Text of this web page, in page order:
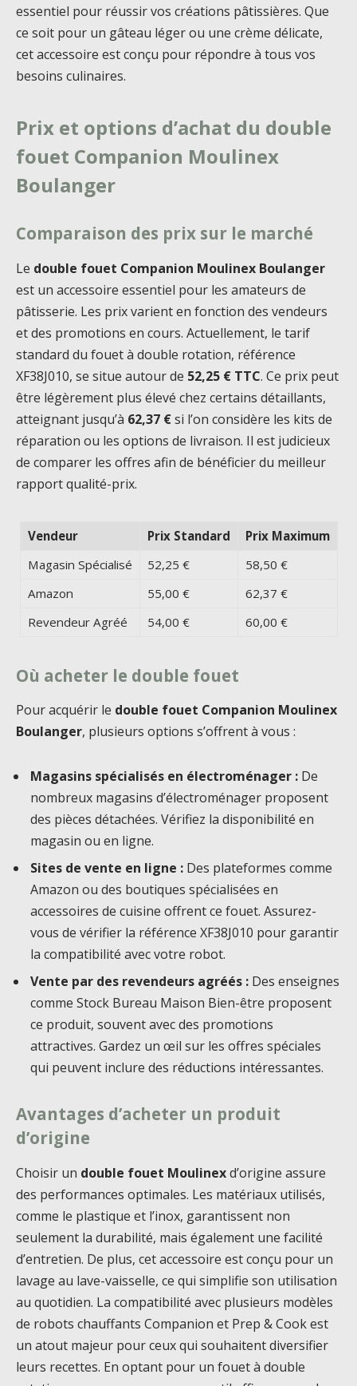
essentiel pour réussir vos créations pâtissières. Que
ce soit pour un gâteau léger ou une crème délicate,
cet accessoire est conçu pour répondre à tous vos
besoins culinaires.
Prix et options d’achat du double
fouet Companion Moulinex
Boulanger
Comparaison des prix sur le marché
Le double fouet Companion Moulinex Boulanger
est un accessoire essentiel pour les amateurs de
pâtisserie. Les prix varient en fonction des vendeurs
et des promotions en cours. Actuellement, le tarif
standard du fouet à double rotation, référence
XF38J010, se situe autour de 52,25 € TTC. Ce prix peut
être légèrement plus élevé chez certains détaillants,
atteignant jusqu’à 62,37 €si l’on considère les kits de
réparation ou les options de livraison. Il est judicieux
de comparer les offres afin de bénéficier du meilleur
rapport qualité-prix.
Vendeur Prix Standard
Prix Maximum
Magasin Spécialisé
52,25 €
58,50 €
Amazon
55,00 €
62,37 €
Revendeur Agréé
54,00 € 60,00 €
Où acheter le double fouet
Pour acquérir le double fouet Companion Moulinex
Boulanger, plusieurs options s’offrent à vous :
Magasins spécialisés en électroménager : De
nombreux magasins d’électroménager proposent
des pièces détachées. Vérifiez la disponibilité en
magasin ou en ligne.
Sites de vente en ligne : Des plateformes comme
Amazon ou des boutiques spécialisées en
accessoires de cuisine offrent ce fouet. Assurez-
vous de vérifier la référence XF38J010 pour garantir
la compatibilité avec votre robot.
Vente par des revendeurs agréés : Des enseignes
comme Stock Bureau Maison Bien-être proposent
ce produit, souvent avec des promotions
attractives. Gardez un œil sur les offres spéciales
qui peuvent inclure des réductions intéressantes.
Avantages d’acheter un produit
d’origine
Choisir un double fouet Moulinexd’origine assure
des performances optimales. Les matériaux utilisés,
comme le plastique et l’inox, garantissent non
seulement la durabilité, mais également une facilité
d’entretien. De plus, cet accessoire est conçu pour un
lavage au lave-vaisselle, ce qui simplifie son utilisation
au quotidien. La compatibilité avec plusieurs modèles
de robots chauffants Companion et Prep & Cook est
un atout majeur pour ceux qui souhaitent diversifier
leurs recettes. En optant pour un fouet à double